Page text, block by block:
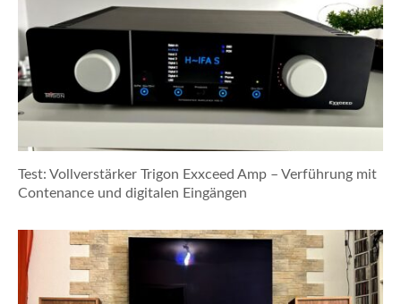
Test: Vollverstärker Trigon Exxceed Amp – Verführung mit
Contenance und digitalen Eingängen